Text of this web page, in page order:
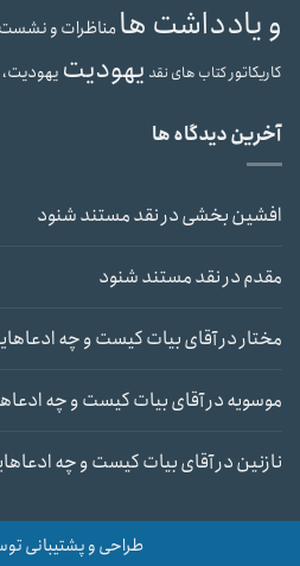
و یادداشت هامناظرات و
کاریکاتورکتاب های نقد یهودیت یهودیت،
آخرین دیدگاه ها
افشین بخشیدرنقد مستند شنود
مقدمدرنقد مستند شنود
مختاردرآقای بیات کیست و چه
موسویهدرآقای بیات کیست و چه
نازنیندرآقای بیات کیست و چه
طراحی و پشتیبانی